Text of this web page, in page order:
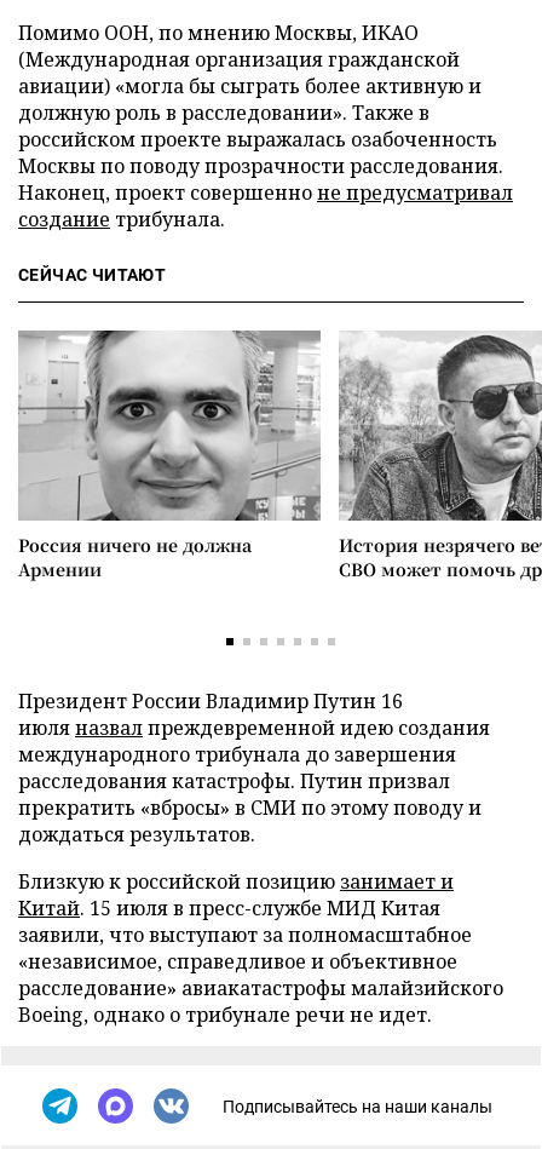
Помимо ООН, по мнению Москвы, ИКАО
(Международная организация гражданской
авиации) «могла бы сыграть более активную и
должную роль в расследовании». Также в
российском проекте выражалась озабоченность
Москвы по поводу прозрачности расследования.
Наконец, проект совершенноне предусматривал
создание трибунала.
СЕЙЧАС ЧИТАЮТ
Россия ничего не должна
Армении
История незрячего
СВО может помочь
Президент России Владимир Путин 16
июляназвалпреждевременной идею создания
международного трибунала до завершения
расследования катастрофы. Путин призвал
прекратить «вбросы» в СМИ по этому поводу и
дождаться результатов.
Близкую к российской позицию занимает и
Китай. 15 июля в пресс-службе МИД Китая
заявили, что выступают за полномасштабное
«независимое, справедливое и объективное
расследование» авиакатастрофы малайзийского
Boeing, однако о трибунале речи не идет.
Подписывайтесь на наши каналы